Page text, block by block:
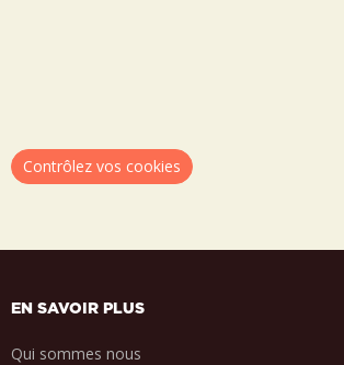
Contrôlez vos cookies
EN SAVOIR PLUS
Qui sommes nous